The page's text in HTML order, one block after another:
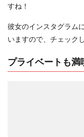
すね！
彼女のインスタグラム
いますので、チェック
プライベートも満